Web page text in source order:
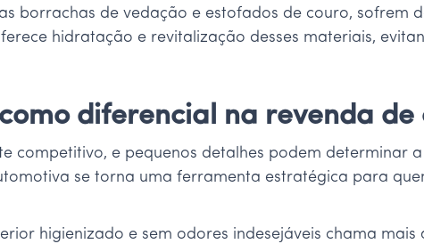
borrachas de vedação e estofados de couro, sofrem
hidratação e revitalização desses materiais,
diferencial na revenda de
competitivo, e pequenos detalhes podem determinar
se torna uma ferramenta estratégica para
higienizado e sem odores indesejáveis chama mais